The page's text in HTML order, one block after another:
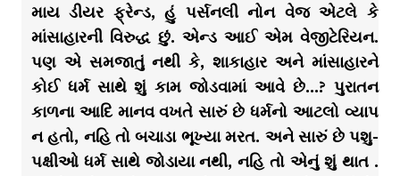
માય ડીયર ફ્રેન્ડ, હું પર્સનલી નોન વેજ એટલે કે
માંસાહારની વિરુદ્ધ છું. એન્ડ આઈ એમ વેજીટેરિયન.
પણ એ સમજાતું નથી કે, શાકાહાર અને માંસાહારને
કોઈ ધર્મ સાથે શું કામ જોડવામાં આવે છે…? પુરાતન
કાળના આદિ માનવ વખતે સારું છે ધર્મનો આટલો વ્યાપ
ન હતો, નહિ તો બચાડા ભૂખ્યા મરત. અને સારું છે પશુ-
પક્ષીઓ ધર્મ સાથે જોડાયા નથી, નહિ તો એનું શું થાત .